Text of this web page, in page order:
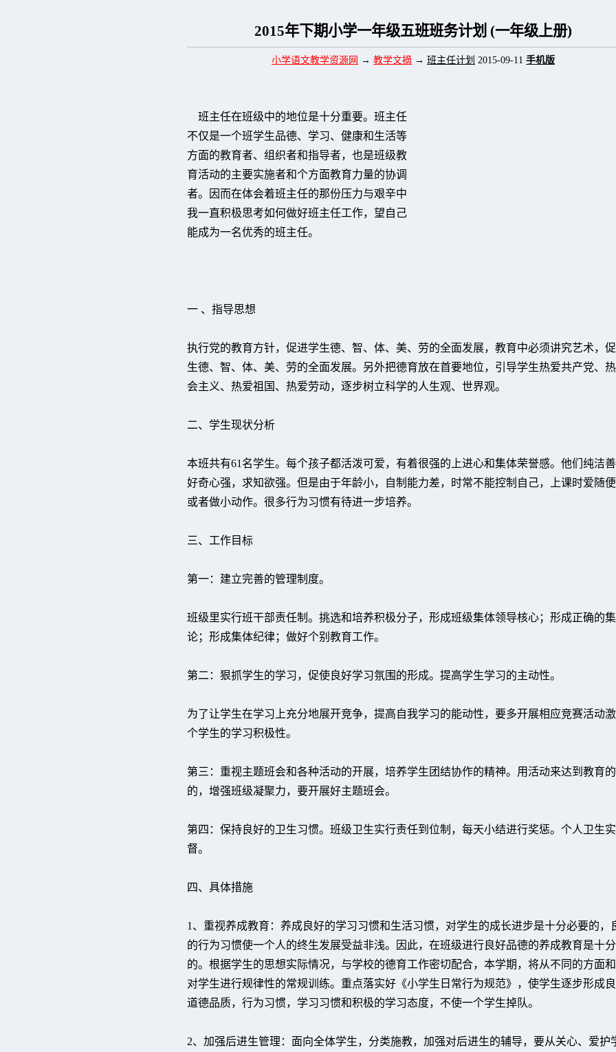
2015年下期小学一年级五班班务计划 (一年级上册)
小学语文教学资源网 → 教学文摘 → 班主任计划 2015-09-11 手机版
班主任在班级中的地位是十分重要。班主任
不仅是一个班学生品德、学习、健康和生活等
方面的教育者、组织者和指导者，也是班级教
育活动的主要实施者和个方面教育力量的协调
者。因而在体会着班主任的那份压力与艰辛中
我一直积极思考如何做好班主任工作，望自己
能成为一名优秀的班主任。
一 、指导思想
执行党的教育方针，促进学生德、智、体、美、劳的全面发展，教育中必须讲究艺术，
生德、智、体、美、劳的全面发展。另外把德育放在首要地位，引导学生热爱共产党、
会主义、热爱祖国、热爱劳动，逐步树立科学的人生观、世界观。
二、学生现状分析
本班共有61名学生。每个孩子都活泼可爱，有着很强的上进心和集体荣誉感。他们纯洁善
好奇心强，求知欲强。但是由于年龄小，自制能力差，时常不能控制自己，上课时爱随
或者做小动作。很多行为习惯有待进一步培养。
三、工作目标
第一：建立完善的管理制度。
班级里实行班干部责任制。挑选和培养积极分子，形成班级集体领导核心；形成正确的
论；形成集体纪律；做好个别教育工作。
第二：狠抓学生的学习，促使良好学习氛围的形成。提高学生学习的主动性。
为了让学生在学习上充分地展开竞争，提高自我学习的能动性，要多开展相应竞赛活动
个学生的学习积极性。
第三：重视主题班会和各种活动的开展，培养学生团结协作的精神。用活动来达到教育的
的，增强班级凝聚力，要开展好主题班会。
第四：保持良好的卫生习惯。班级卫生实行责任到位制，每天小结进行奖惩。个人卫生
督。
四、具体措施
1、重视养成教育：养成良好的学习习惯和生活习惯，对学生的成长进步是十分必要的，
的行为习惯使一个人的终生发展受益非浅。因此，在班级进行良好品德的养成教育是十
的。根据学生的思想实际情况，与学校的德育工作密切配合，本学期，将从不同的方面
对学生进行规律性的常规训练。重点落实好《小学生日常行为规范》，使学生逐步形成
道德品质，行为习惯，学习习惯和积极的学习态度，不使一个学生掉队。
2、加强后进生管理：面向全体学生，分类施教，加强对后进生的辅导，要从关心、爱护